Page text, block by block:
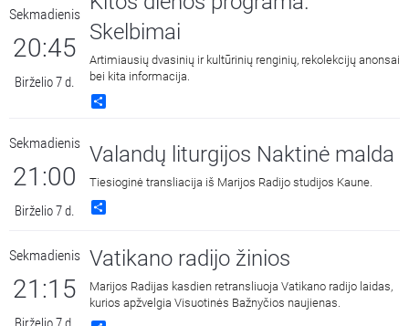
Sekmadienis
20:45
Birželio 7 d.
Skelbimai
Artimiausių dvasinių ir kultūrinių renginių, rekolekcijų anonsai
bei kita informacija.
Sekmadienis
21:00
Birželio 7 d.
Valandų liturgijos Naktinė malda
Tiesioginė transliacija iš Marijos Radijo studijos Kaune.
Sekmadienis
21:15
Vatikano radijo žinios
Marijos Radijas kasdien retransliuoja Vatikano radijo laidas,
kurios apžvelgia Visuotinės Bažnyčios naujienas.